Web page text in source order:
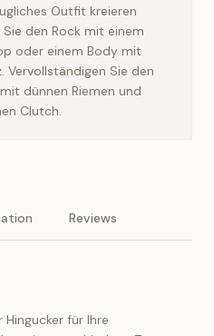
Outfit kreieren
den Rock mit einem
oder einem Body mit
Vervollständigen Sie den
dünnen Riemen und
Clutch.
Reviews
für Ihre